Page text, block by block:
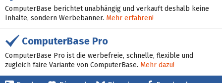
ComputerBase berichtet unabhängig und verkauft deshalb keine
Inhalte, sondern Werbebanner. Mehr erfahren!
ComputerBase Pro
ComputerBase Pro ist die werbefreie, schnelle, flexible und
zugleich faire Variante von ComputerBase. Mehr dazu!